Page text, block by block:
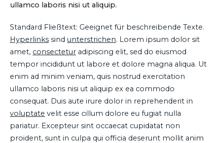
ullamco laboris nisi ut aliquip.
Standard Fließtext: Geeignet für beschreibende Texte.
Hyperlinks sind unterstrichen. Lorem ipsum dolor sit
amet, consectetur adipiscing elit, sed do eiusmod
tempor incididunt ut labore et dolore magna aliqua. Ut
enim ad minim veniam, quis nostrud exercitation
ullamco laboris nisi ut aliquip ex ea commodo
consequat. Duis aute irure dolor in reprehenderit in
voluptate velit esse cillum dolore eu fugiat nulla
pariatur. Excepteur sint occaecat cupidatat non
proident, sunt in culpa qui officia deserunt mollit anim